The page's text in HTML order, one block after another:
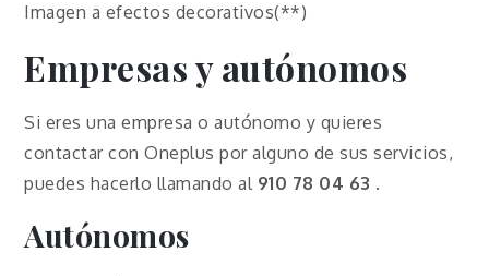
Imagen a efectos decorativos(**)
Empresas y autónomos
Si eres una empresa o autónomo y quieres
contactar con Oneplus por alguno de sus servicios,
puedes hacerlo llamando al 910 78 04 63 .
Autónomos